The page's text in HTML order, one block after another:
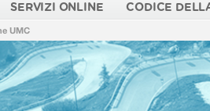
SERVIZI ONLINE CODICE
UMC